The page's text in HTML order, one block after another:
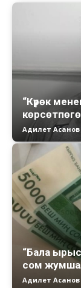
“Күрөк
Адилет Асанов
“Бала
сом
Адилет Асанов